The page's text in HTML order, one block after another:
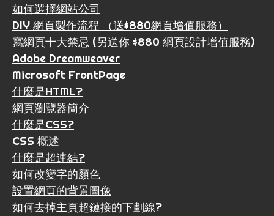
如何選擇網站公司
DIY 網頁製作流程 （送$880網頁增值服務）
寫網頁十大禁忌 (另送你 $880 網頁設計增值服務)
Adobe Dreamweaver
Microsoft FrontPage
什麼是HTML?
網頁瀏覽器簡介
什麼是CSS?
CSS 概述
什麼是超連結?
如何改變字的顏色
設置網頁的背景圖像
如何去掉主頁超鏈接的下劃線?